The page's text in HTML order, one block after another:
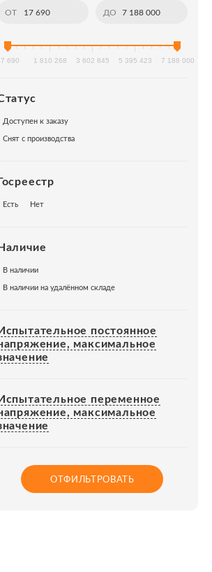
ОТ ДО
690 1 810 268 3 602 845 5 395 423 7 188 000
Доступен к заказу
Снят с производства
Госреестр
Есть Нет
Наличие
В наличии
В наличии на удалённом складе
Испытательное постоянное
максимальное
Испытательное переменное
максимальное
ОТФИЛЬТРОВАТЬ